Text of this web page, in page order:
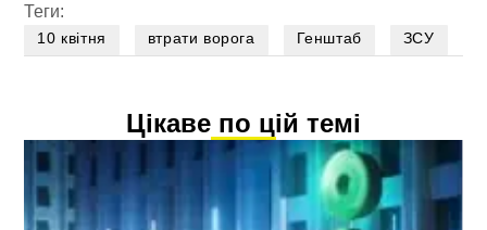
Теги:
10 квітня втрати ворога Генштаб ЗСУ
Цікаве по цій темі